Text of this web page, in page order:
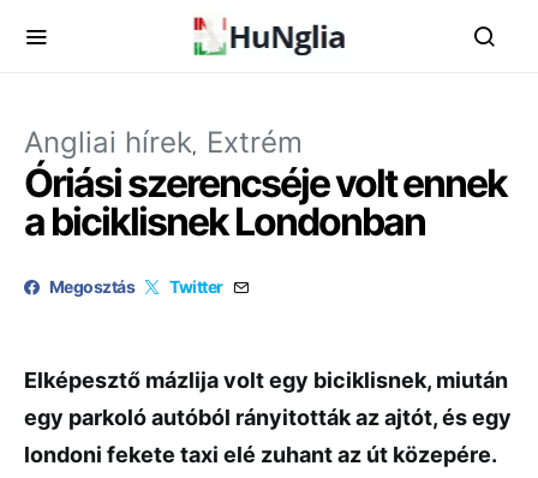
Angliai hírek Extrém
Óriási szerencséje volt ennek
a biciklisnek Londonban
Megosztás Twitter
Elképesztő mázlija volt egy biciklisnek, miután
egy parkoló autóból rányitották az ajtót, és egy
londoni fekete taxi elé zuhant az út közepére.